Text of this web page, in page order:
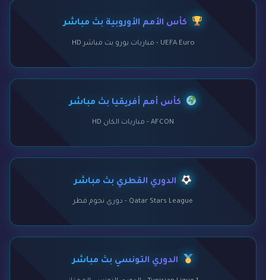
كأس الأمم الأوروبية بث مباشر
UEFA Euro - مباريات يورو بث مباشر HD
كأس أمم أفريقيا بث مباشر
AFCON - مباريات الكان HD
الدوري القطري بث مباشر
Qatar Stars League - دوري نجوم قطر
الدوري التونسي بث مباشر